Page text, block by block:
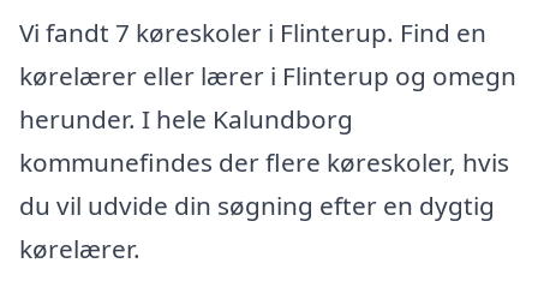
Vi fandt 7 køreskoler i Flinterup. Find en
kørelærer eller lærer i Flinterup og omegn
herunder. I hele Kalundborg
kommunefindes der flere køreskoler, hvis
du vil udvide din søgning efter en dygtig
kørelærer.